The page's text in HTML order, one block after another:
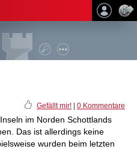
Gefällt mir! 0 Kommentare
im Norden Schottlands
Das ist allerdings keine
wurden beim letzten